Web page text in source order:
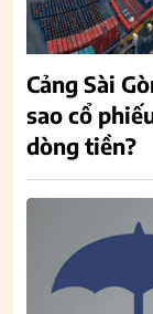
Cảng Sài
sao cổ
dòng tiền?